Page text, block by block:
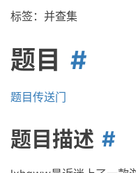
标签：并查集
题目
题目传送门
题目描述